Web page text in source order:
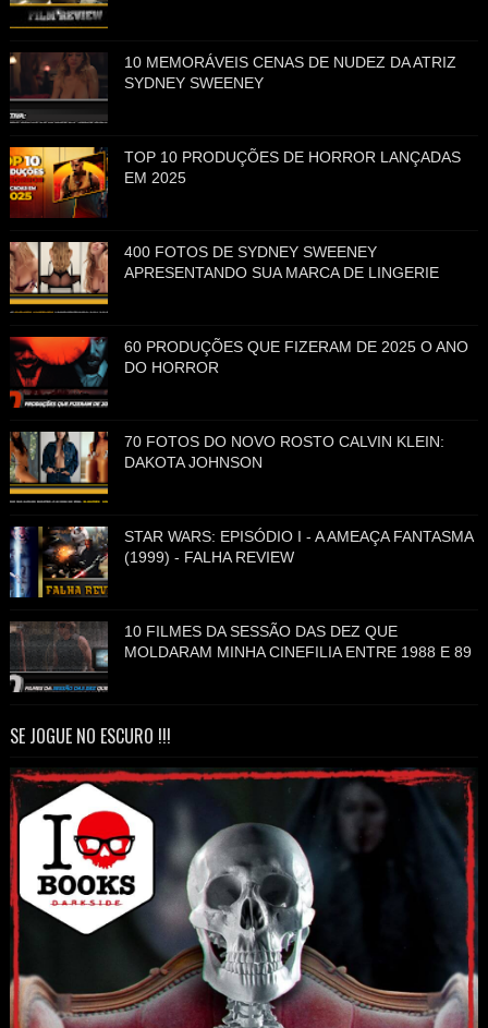
10 MEMORÁVEIS CENAS DE NUDEZ DA ATRIZ
SYDNEY SWEENEY
TOP 10 PRODUÇÕES DE HORROR LANÇADAS
EM 2025
400 FOTOS DE SYDNEY SWEENEY
APRESENTANDO SUA MARCA DE LINGERIE
60 PRODUÇÕES QUE FIZERAM DE 2025 O ANO
DO HORROR
70 FOTOS DO NOVO ROSTO CALVIN KLEIN:
DAKOTA JOHNSON
STAR WARS: EPISÓDIO I - A AMEAÇA FANTASMA
(1999) - FALHA REVIEW
10 FILMES DA SESSÃO DAS DEZ QUE
MOLDARAM MINHA CINEFILIA ENTRE 1988 E 89
SE JOGUE NO ESCURO !!!